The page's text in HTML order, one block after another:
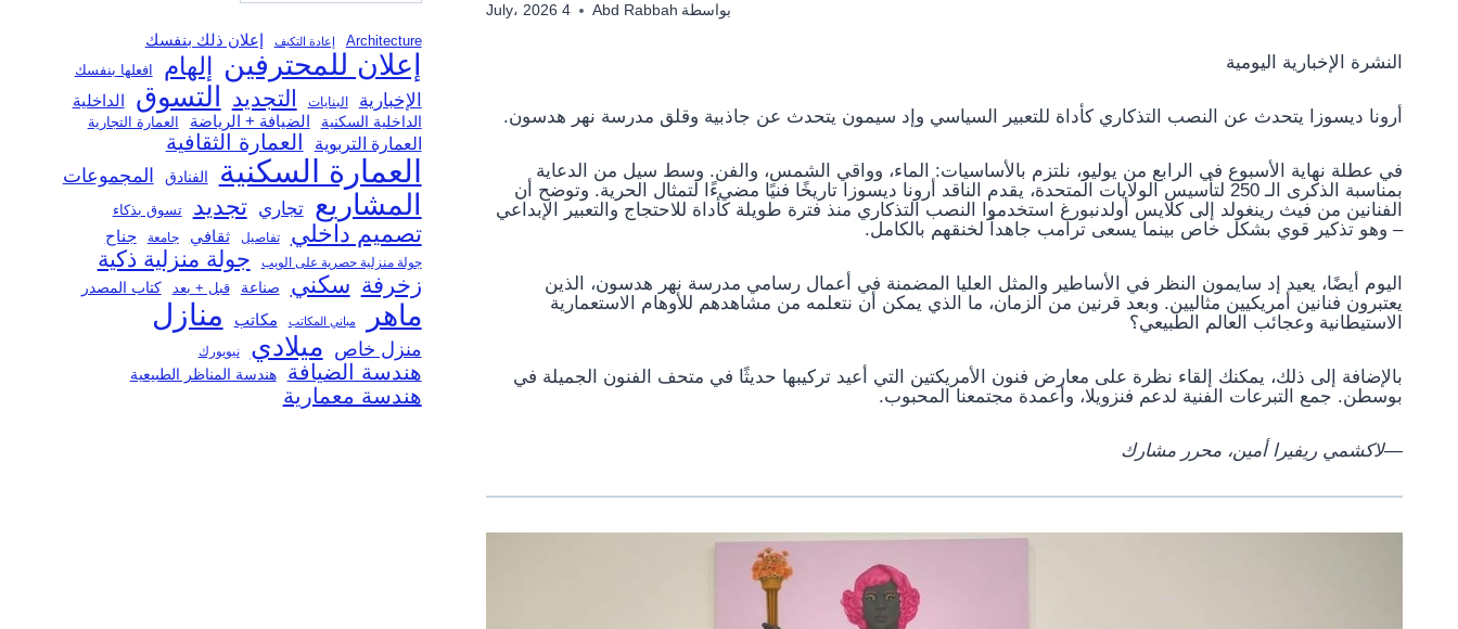
بواسطة Abd Rabbah 4 July، 2026
النشرة الإخبارية اليومية
أرونا ديسوزا يتحدث عن النصب التذكاري كأداة للتعبير السياسي وإد سيمون يتحدث عن جاذبية وقلق مدرسة نهر هدسون.
في عطلة نهاية الأسبوع في الرابع من يوليو، نلتزم بالأساسيات: الماء، وواقي الشمس، والفن. وسط سيل من الدعاية
بمناسبة الذكرى الـ 250 لتأسيس الولايات المتحدة، يقدم الناقد أرونا ديسوزا تاريخًا فنيًا مضيءًا لتمثال الحرية. وتوضح أن
الفنانين من فيث رينغولد إلى كلايس أولدنبورغ استخدموا النصب التذكاري منذ فترة طويلة كأداة للاحتجاج والتعبير الإبداعي
– وهو تذكير قوي بشكل خاص بينما يسعى ترامب جاهداً لخنقهم بالكامل.
اليوم أيضًا، يعيد إد سايمون النظر في الأساطير والمثل العليا المضمنة في أعمال رسامي مدرسة نهر هدسون، الذين
يعتبرون فنانين أمريكيين مثاليين. وبعد قرنين من الزمان، ما الذي يمكن أن نتعلمه من مشاهدهم للأوهام الاستعمارية
الاستيطانية وعجائب العالم الطبيعي؟
بالإضافة إلى ذلك، يمكنك إلقاء نظرة على معارض فنون الأمريكتين التي أعيد تركيبها حديثًا في متحف الفنون الجميلة في
بوسطن. جمع التبرعات الفنية لدعم فنزويلا، وأعمدة مجتمعنا المحبوب.
—لاكشمي ريفيرا أمين، محرر مشارك
Architecture إعادة التكيف إعلان ذلك بنفسك
إعلان للمحترفين إلهام افعلها بنفسك
الإخبارية البنايات التجديد التسوق الداخلية
الداخلية السكنية الضيافة + الرياضة العمارة التجارية
العمارة التربوية العمارة الثقافية
العمارة السكنية الفنادق المجموعات
المشاريع تجاري تجديد تسوق بذكاء
تصميم داخلي تفاصيل ثقافي جامعة جناح
جولة منزلية حصرية على الويب
جولة منزلية ذكية
زخرفة سكني صناعة قبل + بعد كتاب المصدر
ماهر مباني المكاتب مكاتب منازل
منزل خاص ميلادي نيويورك
هندسة الضيافة هندسة المناظر الطبيعية
هندسة معمارية